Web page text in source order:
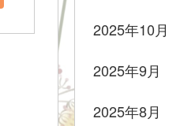
2025年10月
2025年9月
2025年8月